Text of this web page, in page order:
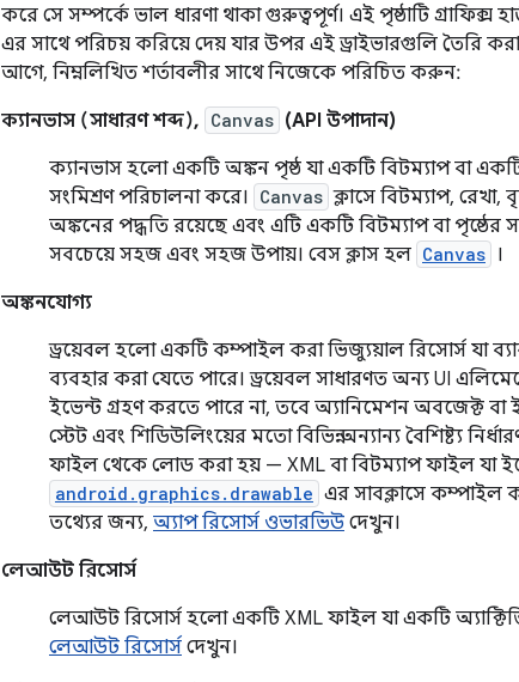
করে সে সম্পর্কে ভাল ধারণা থাকা গুরুত্বপূর্ণ। এই পৃষ্ঠাটি গ্রাফিক্স
এর সাথে পরিচয় করিয়ে দেয় যার উপর এই ড্রাইভারগুলি তৈরি
আগে, নিম্নলিখিত শর্তাবলীর সাথে নিজেকে পরিচিত করুন:
ক্যানভাস (সাধারণ শব্দ), Canvas (API উপাদান)
ক্যানভাস হলো একটি অঙ্কন পৃষ্ঠ যা একটি বিটম্যাপ বা
সংমিশ্রণ পরিচালনা করে।
Canvas ক্লাসে বিটম্যাপ, রেখা,
অঙ্কনের পদ্ধতি রয়েছে এবং এটি একটি বিটম্যাপ বা পৃষ্ঠের
সবচেয়ে সহজ এবং সহজ উপায়। বেস ক্লাস হল Canvas ।
অঙ্কনযোগ্য
ড্রয়েবল হলো একটি কম্পাইল করা ভিজ্যুয়াল রিসোর্স যা
ব্যবহার করা যেতে পারে। ড্রয়েবল সাধারণত অন্য UI
ইভেন্ট গ্রহণ করতে পারে না, তবে অ্যানিমেশন অবজেক্ট
স্টেট এবং শিডিউলিংয়ের মতো বিভিন্ন অন্যান্য বৈশিষ্ট্য
ফাইল থেকে লোড করা হয় — XML বা বিটম্যাপ ফাইল যা
android.graphics.drawable এর সাবক্লাসে কম্পাইল
তথ্যের জন্য, অ্যাপ রিসোর্স ওভারভিউ দেখুন।
লেআউট রিসোর্স
লেআউট রিসোর্স হলো একটি XML ফাইল যা একটি
লেআউট রিসোর্স দেখুন।